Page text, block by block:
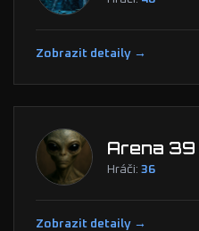
Zobrazit detaily →
Arena 39
Hráči:36
Zobrazit detaily →